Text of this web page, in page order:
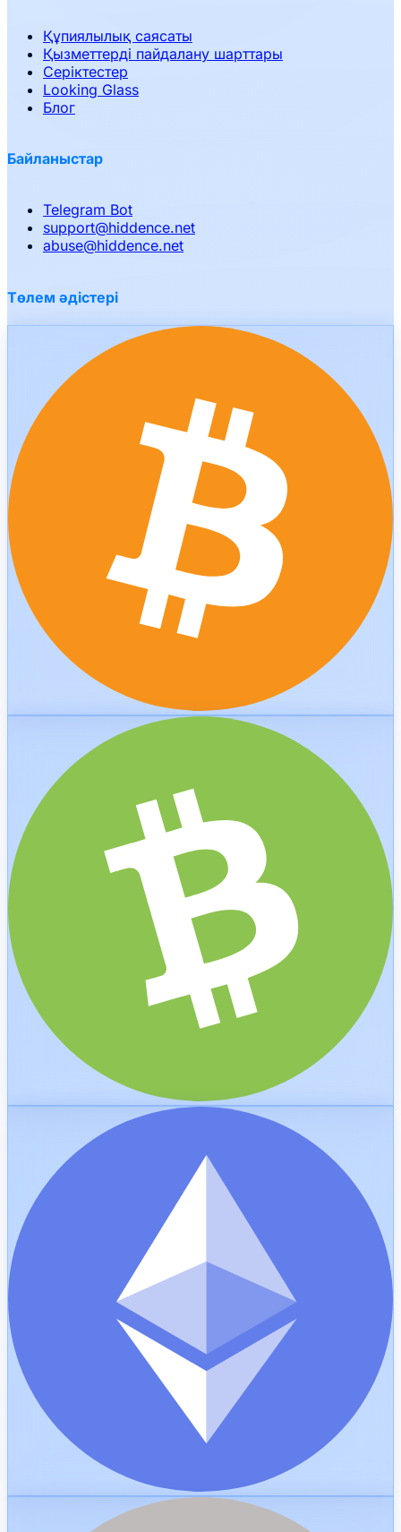
Құпиялылық саясаты
Қызметтерді пайдалану шарттары
Серіктестер
Looking Glass
Блог
Байланыстар
Telegram Bot
support@hiddence.net
abuse@hiddence.net
Төлем әдістері